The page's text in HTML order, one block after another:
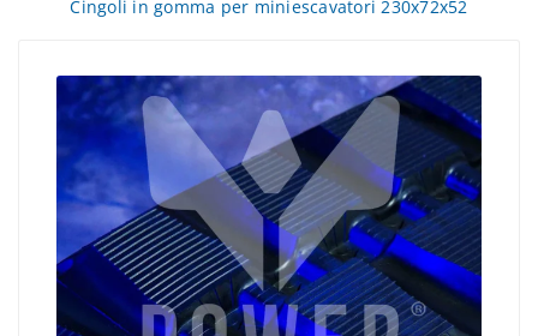
Cingoli in gomma per miniescavatori 230x72x52